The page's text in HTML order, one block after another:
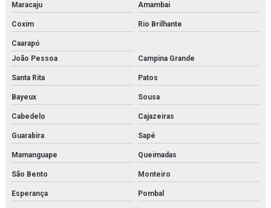
Maracaju Amambai
Coxim Rio Brilhante
Caarapó
João Pessoa
Campina Grande
Santa Rita Patos
Bayeux Sousa
Cabedelo Cajazeiras
Guarabira Sapé
Mamanguape Queimadas
São Bento Monteiro
Esperança Pombal